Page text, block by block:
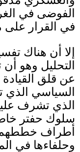
الفوضى في
في القرار على
إلا أن هناك
التحليل وهو
عن قلق
السياسي الذي
الذي تشرف
سلوك حفتر
أطراف خططهم
وحلفاءها في